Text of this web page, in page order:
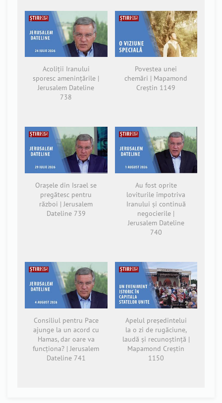
Acoliții Iranului
sporesc amenințările |
Jerusalem Dateline
738
Povestea unei
chemări | Mapamond
Creștin 1149
Orașele din Israel se
pregătesc pentru
război | Jerusalem
Dateline 739
Au fost oprite
loviturile împotriva
Iranului și continuă
negocierile |
Jerusalem Dateline
740
Consiliul pentru Pace
ajunge la un acord cu
Hamas, dar oare va
funcționa? | Jerusalem
Dateline 741
Apelul președintelui
la o zi de rugăciune,
laudă și recunoștință |
Mapamond Creștin
1150